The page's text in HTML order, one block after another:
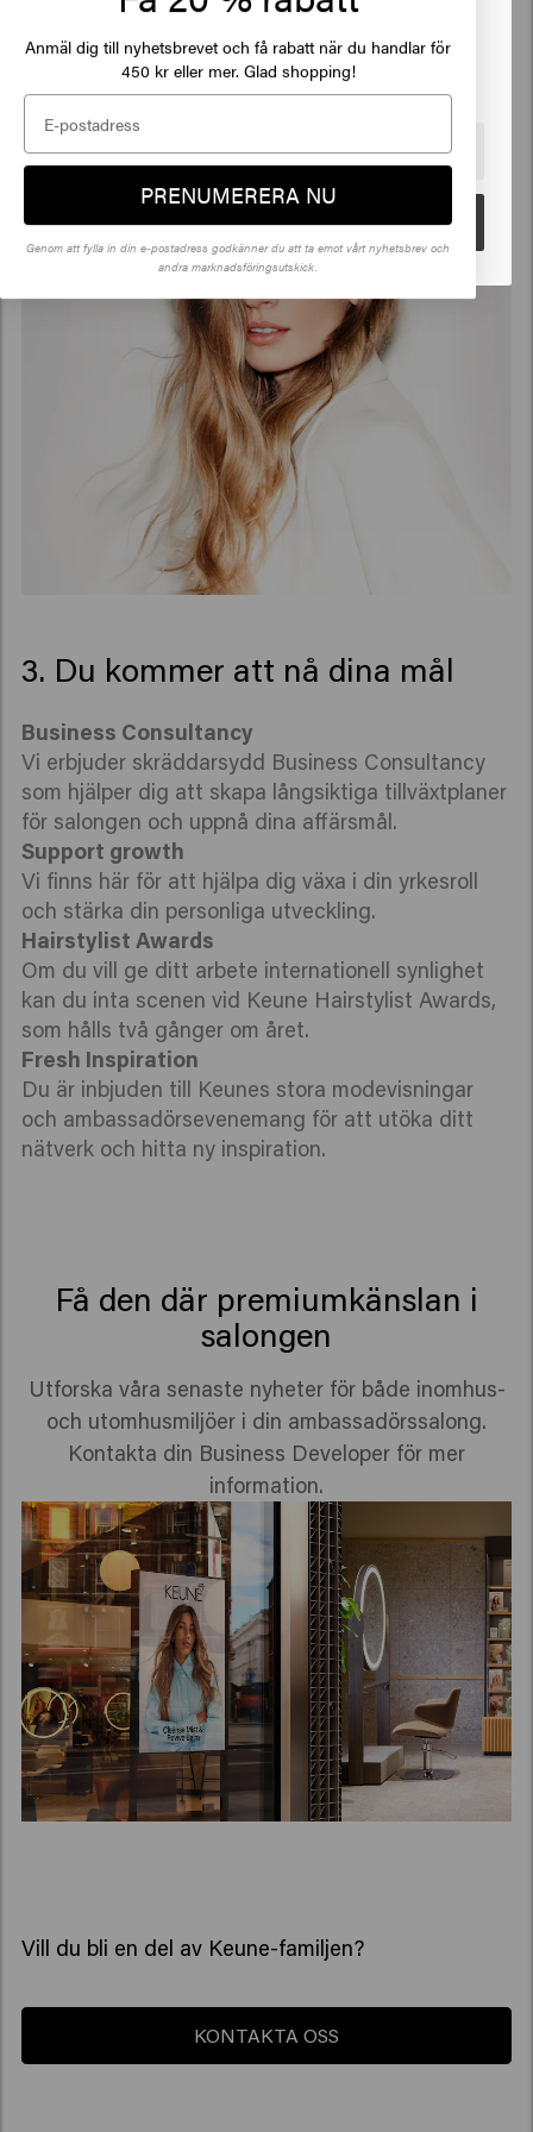
3. Du kommer att nå dina mål
Business Consultancy
Vi erbjuder skräddarsydd Business Consultancy
som hjälper dig att skapa långsiktiga tillväxtplaner
för salongen och uppnå dina affärsmål.
Support growth
Vi finns här för att hjälpa dig växa i din yrkesroll
och stärka din personliga utveckling.
Hairstylist Awards
Om du vill ge ditt arbete internationell synlighet
kan du inta scenen vid Keune Hairstylist Awards,
som hålls två gånger om året.
Fresh Inspiration
Du är inbjuden till Keunes stora modevisningar
och ambassadörsevenemang för att utöka ditt
nätverk och hitta ny inspiration.
Få den där premiumkänslan i
salongen
Utforska våra senaste nyheter för både inomhus-
och utomhusmiljöer i din ambassadörssalong.
Kontakta din Business Developer för mer
information.
Vill du bli en del av Keune-familjen?
KONTAKTA OSS
Klicka på Gå eller välj din plats nedan
🇺🇸 United States of America 🛒
Gå
Anmäl dig till nyhetsbrevet och få rabatt när du handlar för
450 kr eller mer. Glad shopping!
PRENUMERERA NU
Genom att fylla in din e-postadress godkänner du att ta emot vårt nyhetsbrev och
andra marknadsföringsutskick.